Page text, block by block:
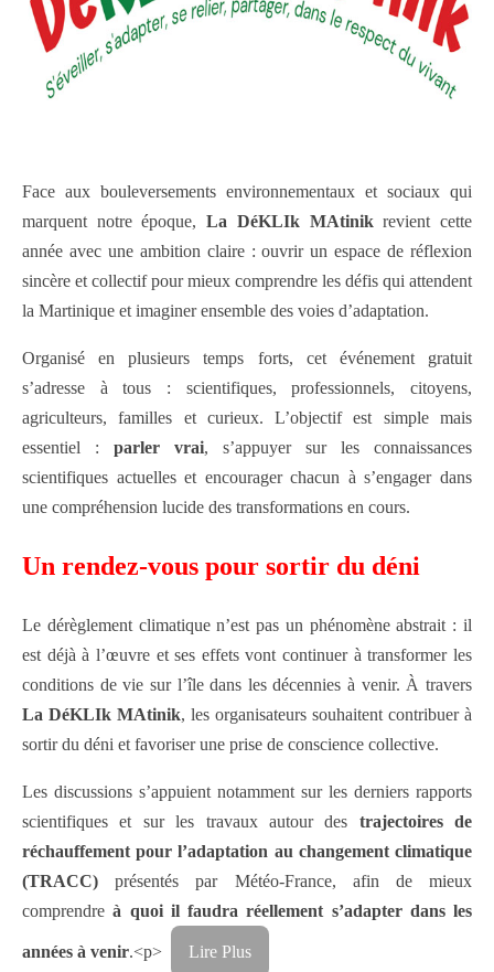
Face aux bouleversements environnementaux et sociaux qui
marquent notre époque,La DéKLIk MAtinikrevient cette
année avec une ambition claire : ouvrir un espace de réflexion
sincère et collectif pour mieux comprendre les défis qui attendent
la Martinique et imaginer ensemble des voies d’adaptation.
Organisé en plusieurs temps forts, cet événement gratuit
s’adresse à tous : scientifiques, professionnels, citoyens,
agriculteurs, familles et curieux. L’objectif est simple mais
essentiel : parler vrai, s’appuyer sur les connaissances
scientifiques actuelles et encourager chacun à s’engager dans
une compréhension lucide des transformations en cours.
Un rendez-vous pour sortir du déni
Le dérèglement climatique n’est pas un phénomène abstrait : il
est déjà à l’œuvre et ses effets vont continuer à transformer les
conditions de vie sur l’île dans les décennies à venir. À travers
La DéKLIk MAtinik, les organisateurs souhaitent contribuer à
sortir du déni et favoriser une prise de conscience collective.
Les discussions s’appuient notamment sur les derniers rapports
scientifiques et sur les travaux autour des trajectoires de
réchauffement pour l’adaptation au changement climatique
(TRACC) présentés par Météo‑France, afin de mieux
comprendreà quoi il faudra réellement s’adapter dans les
années à venir.<p> Lire Plus